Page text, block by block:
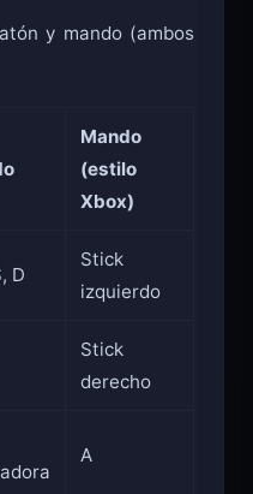
y mando (ambos
Mando
(estilo
Xbox)
D
Stick
izquierdo
Stick
derecho
A